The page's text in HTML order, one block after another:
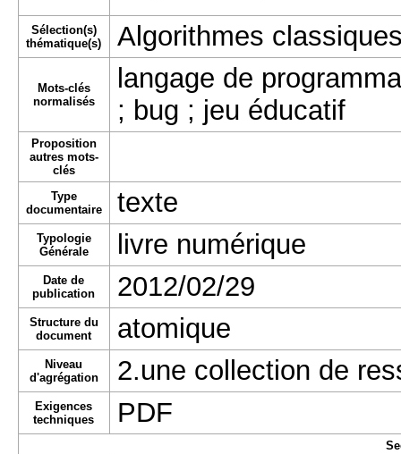
Sélection(s)
thématique(s)
Algorithmes
Mots-clés
normalisés
langage de
; bug ; jeu éducatif
Proposition
autres mots-
clés
Type
documentaire
texte
Typologie
Générale
livre numérique
Date de
publication
2012/02/29
Structure du
document
atomique
Niveau
d'agrégation
2.une collection de
Exigences
techniques
PDF